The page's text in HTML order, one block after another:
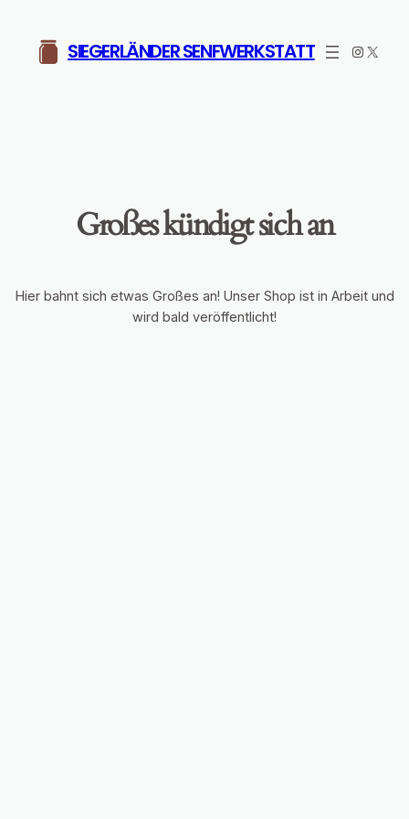
SIEGERLÄNDER SENFWERKSTATT X
Großes kündigt sich an
Hier bahnt sich etwas Großes an! Unser Shop ist in Arbeit und
wird bald veröffentlicht!